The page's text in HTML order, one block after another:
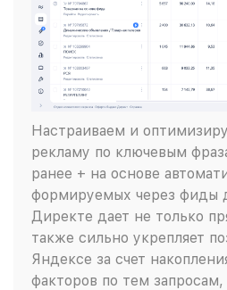
Настраиваем и
рекламу по ключевым
ранее + на основе
формируемых через фиды
Директе дает не только
также сильно укрепляет
Яндексе за счет
факторов по тем